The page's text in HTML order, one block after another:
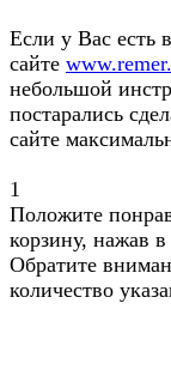
Если у Вас есть
сайте
небольшой
постарались
сайте
1
Положите
корзину, нажав
Обратите
количество